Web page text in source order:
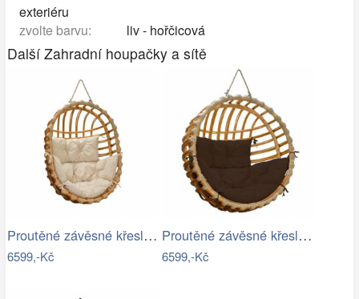
exteriéru
zvolte barvu:
liv - hořčicová
Další Zahradní houpačky a sítě
Proutěné závěsné křeslo Lena, přírodní…
6599,-Kč
Proutěné závěsné křeslo Elis, přírodní…
6599,-Kč